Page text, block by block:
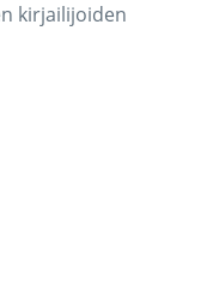
kirjailijoiden